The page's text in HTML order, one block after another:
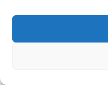
Eleições
promotores
reunião de